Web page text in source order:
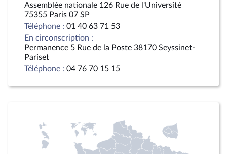
Assemblée nationale 126 Rue de l'Université
75355 Paris 07 SP
Téléphone : 01 40 63 71 53
En circonscription :
Permanence 5 Rue de la Poste 38170 Seyssinet-
Pariset
Téléphone : 04 76 70 15 15